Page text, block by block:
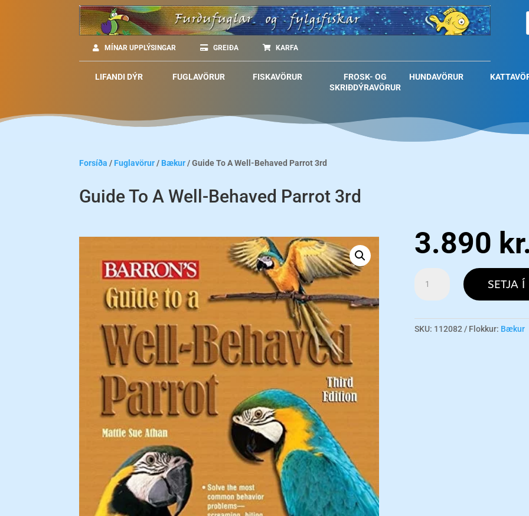
MÍNAR UPPLÝSINGAR GREIÐA KARFA
LIFANDI DÝR FUGLAVÖRUR FISKAVÖRUR
FROSK- OG
SKRIÐDÝRAVÖRUR
HUNDAVÖRUR
Forsíða / Fuglavörur/ Bækur/ Guide To A Well-Behaved Parrot 3rd
Guide To A Well-Behaved Parrot 3rd
3.890 kr.
Behaved
SETJA Í
SKU: 112082 Flokkur: Bækur